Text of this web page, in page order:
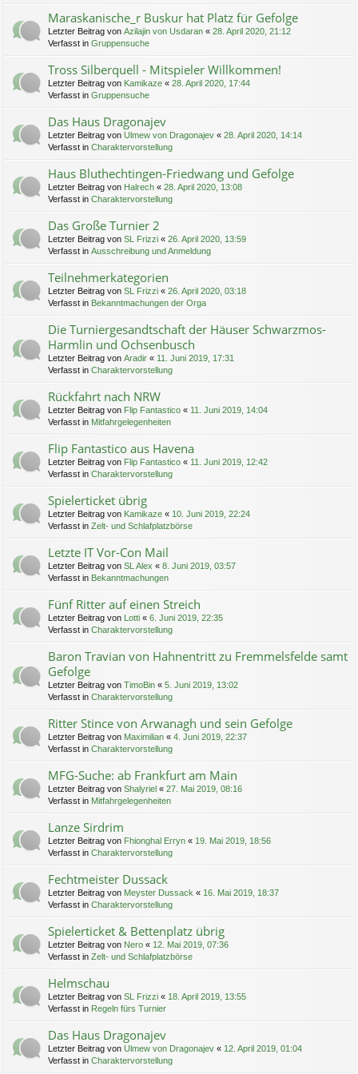
Maraskanische_r Buskur hat Platz für Gefolge
Letzter Beitrag von Azilajin von Usdaran « 28. April 2020, 21:12
Verfasst in Gruppensuche
Tross Silberquell - Mitspieler Willkommen!
Letzter Beitrag von Kamikaze « 28. April 2020, 17:44
Verfasst in Gruppensuche
Das Haus Dragonajev
Letzter Beitrag von Ulmew von Dragonajev « 28. April 2020, 14:14
Verfasst in Charaktervorstellung
Haus Bluthechtingen-Friedwang und Gefolge
Letzter Beitrag von Halrech « 28. April 2020, 13:08
Verfasst in Charaktervorstellung
Das Große Turnier 2
Letzter Beitrag von SL Frizzi « 26. April 2020, 13:59
Verfasst in Ausschreibung und Anmeldung
Teilnehmerkategorien
Letzter Beitrag von SL Frizzi « 26. April 2020, 03:18
Verfasst in Bekanntmachungen der Orga
Die Turniergesandtschaft der Häuser Schwarzmos-
Harmlin und Ochsenbusch
Letzter Beitrag von Aradir « 11. Juni 2019, 17:31
Verfasst in Charaktervorstellung
Rückfahrt nach NRW
Letzter Beitrag von Flip Fantastico « 11. Juni 2019, 14:04
Verfasst in Mitfahrgelegenheiten
Flip Fantastico aus Havena
Letzter Beitrag von Flip Fantastico « 11. Juni 2019, 12:42
Verfasst in Charaktervorstellung
Spielerticket übrig
Letzter Beitrag von Kamikaze « 10. Juni 2019, 22:24
Verfasst in Zelt- und Schlafplatzbörse
Letzte IT Vor-Con Mail
Letzter Beitrag von SL Alex « 8. Juni 2019, 03:57
Verfasst in Bekanntmachungen
Fünf Ritter auf einen Streich
Letzter Beitrag von Lotti « 6. Juni 2019, 22:35
Verfasst in Charaktervorstellung
Baron Travian von Hahnentritt zu Fremmelsfelde samt
Gefolge
Letzter Beitrag von TimoBin « 5. Juni 2019, 13:02
Verfasst in Charaktervorstellung
Ritter Stince von Arwanagh und sein Gefolge
Letzter Beitrag von Maximilian « 4. Juni 2019, 22:37
Verfasst in Charaktervorstellung
MFG-Suche: ab Frankfurt am Main
Letzter Beitrag von Shalyriel « 27. Mai 2019, 08:16
Verfasst in Mitfahrgelegenheiten
Lanze Sirdrim
Letzter Beitrag von Fhionghal Erryn « 19. Mai 2019, 18:56
Verfasst in Charaktervorstellung
Fechtmeister Dussack
Letzter Beitrag von Meyster Dussack « 16. Mai 2019, 18:37
Verfasst in Charaktervorstellung
Spielerticket & Bettenplatz übrig
Letzter Beitrag von Nero « 12. Mai 2019, 07:36
Verfasst in Zelt- und Schlafplatzbörse
Helmschau
Letzter Beitrag von SL Frizzi « 18. April 2019, 13:55
Verfasst in Regeln fürs Turnier
Das Haus Dragonajev
Letzter Beitrag von Ulmew von Dragonajev « 12. April 2019, 01:04
Verfasst in Charaktervorstellung